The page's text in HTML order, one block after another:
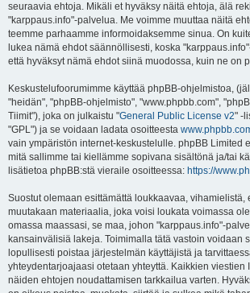
seuraavia ehtoja. Mikäli et hyväksy näitä ehtoja, älä
"karppaus.info"-palvelua. Me voimme muuttaa näitä
teemme parhaamme informoidaksemme sinua. On
lukea nämä ehdot säännöllisesti, koska
että hyväksyt nämä ehdot siinä muodossa, kuin ne on
Keskustelufoorumimme käyttää phpBB-ohjelmistoa,
"heidän", "phpBB-ohjelmisto", "www.phpbb.com",
Tiimit"), joka on julkaistu "General Public License v2" -
"GPL") ja se voidaan ladata osoitteesta
vain ympäristön internet-keskustelulle. phpBB Limited
mitä sallimme tai kiellämme sopivana sisältönä ja/tai
lisätietoa phpBB:stä vieraile osoitteessa: https://
Suostut olemaan esittämättä loukkaavaa, vihamielistä,
muutakaan materiaalia, joka voisi loukata voimassa
omassa maassasi, se maa, johon "karppaus.info"-
kansainvälisiä lakeja. Toimimalla tätä vastoin voidaan
lopullisesti poistaa järjestelmän käyttäjistä ja
yhteydentarjoajaasi otetaan yhteyttä. Kaikkien viestien
näiden ehtojen noudattamisen tarkkailua varten.